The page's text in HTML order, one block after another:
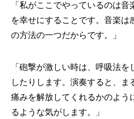
「私がここでやっているのは
を幸せにすることです。音楽は
の方法の一つだからです。」
「砲撃が激しい時は、呼吸法
したりします。演奏すると、ま
痛みを解放してくれるかのよう
るような気がします。」